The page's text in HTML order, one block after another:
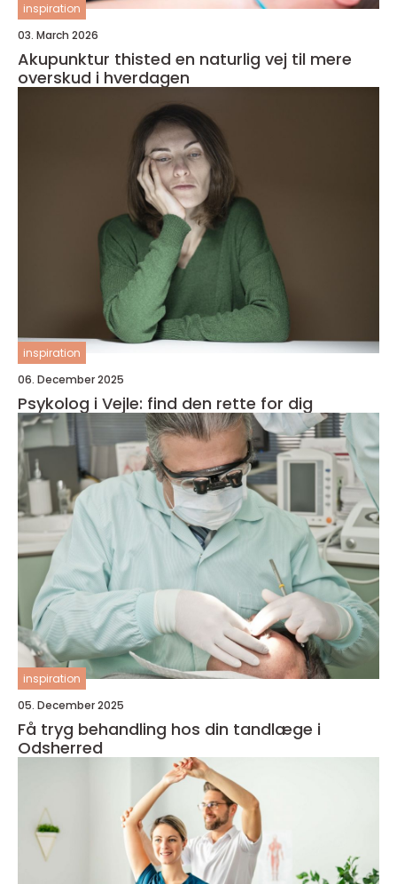
inspiration
03. March 2026
Akupunktur thisted en naturlig vej til mere
overskud i hverdagen
inspiration
06. December 2025
Psykolog i Vejle: find den rette for dig
inspiration
05. December 2025
Få tryg behandling hos din tandlæge i
Odsherred